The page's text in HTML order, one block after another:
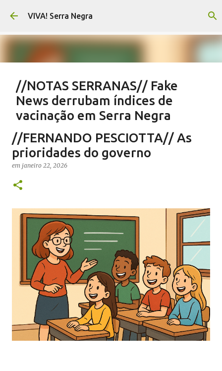
Pular para o conteúdo principal
VIVA! Serra Negra
//NOTAS SERRANAS// Fake
News derrubam índices de
vacinação em Serra Negra
SALETE SILVA SAÚDE SERRA NEGRA VACINAÇÃO SERRA NEGRA
//FERNANDO PESCIOTTA// As
prioridades do governo
em janeiro 22, 2026